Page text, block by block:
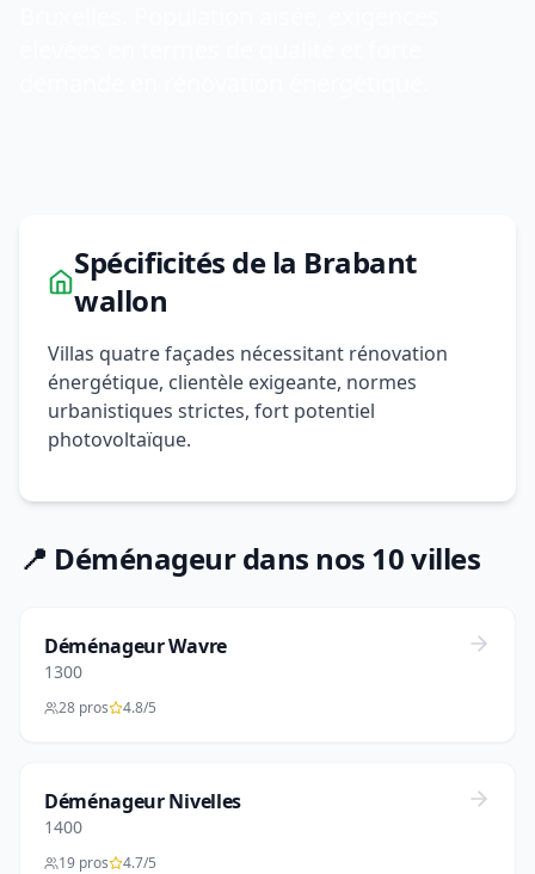
Spécificités de la Brabant
wallon
Villas quatre façades nécessitant rénovation
énergétique, clientèle exigeante, normes
urbanistiques strictes, fort potentiel
photovoltaïque.
📍 Déménageur dans nos 10 villes
Déménageur Wavre
1300
28 pros 4.8/5
Déménageur Nivelles
1400
19 pros 4.7/5